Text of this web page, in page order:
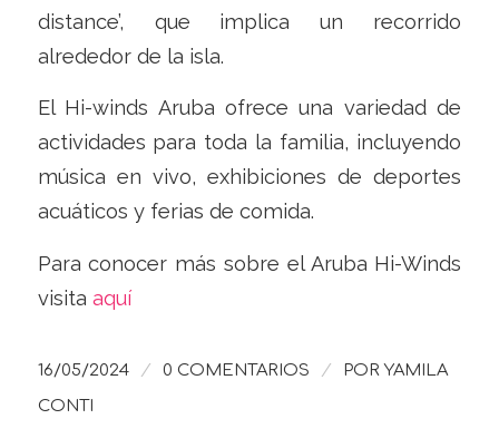
distance’, que implica un recorrido
alrededor de la isla.
El Hi-winds Aruba ofrece una variedad de
actividades para toda la familia, incluyendo
música en vivo, exhibiciones de deportes
acuáticos y ferias de comida.
Para conocer más sobre el Aruba Hi-Winds
visita aquí
16/05/2024 / 0 COMENTARIOS / PORYAMILA
CONTI